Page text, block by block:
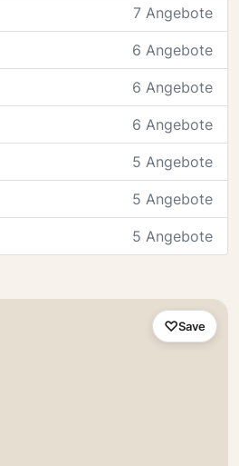
7 Angebote
6 Angebote
6 Angebote
6 Angebote
5 Angebote
5 Angebote
5 Angebote
Save